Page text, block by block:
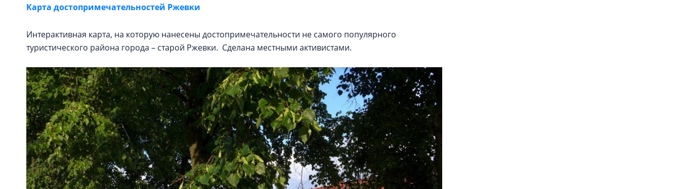
Карта достопримечательностей Ржевки
Интерактивная карта, на которую нанесены достопримечательности не самого популярного
туристического района города – старой Ржевки. Сделана местными активистами.